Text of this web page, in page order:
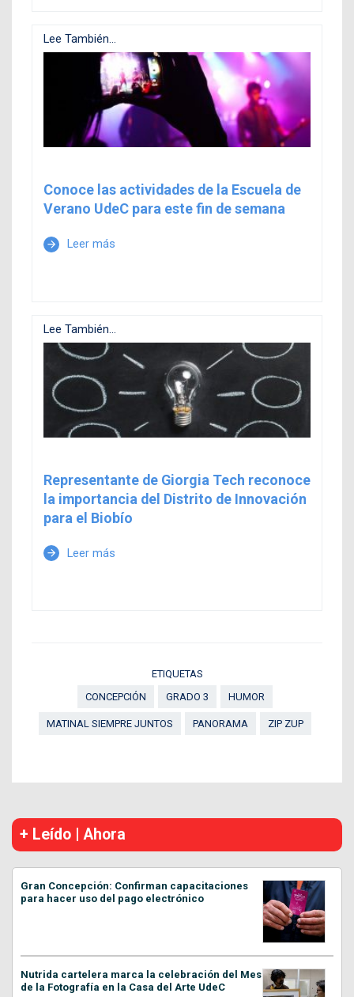
Lee También...
Conoce las actividades de la Escuela de
Verano UdeC para este fin de semana
arrow_forward Leer más
Lee También...
Representante de Giorgia Tech reconoce
la importancia del Distrito de Innovación
para el Biobío
arrow_forward Leer más
ETIQUETAS
CONCEPCIÓN
GRADO 3 HUMOR
MATINAL SIEMPRE JUNTOS PANORAMA ZIP ZUP
+ Leído | Ahora
Gran Concepción: Confirman capacitaciones
para hacer uso del pago electrónico
Nutrida cartelera marca la celebración del Mes
de la Fotografía en la Casa del Arte UdeC